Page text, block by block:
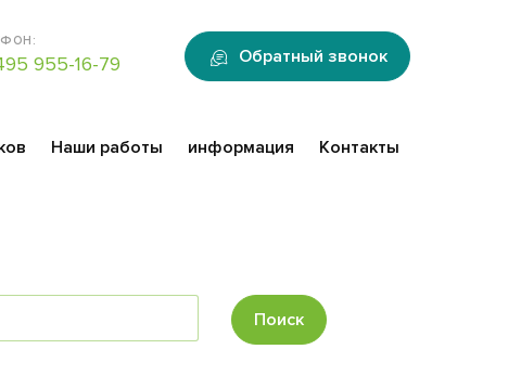
955-16-79 Обратный звонок
Наши работы информация Контакты
Поиск